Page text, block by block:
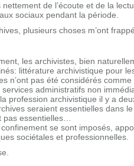
de l’écoute et de la
sociaux pendant la période.
plusieurs choses m’ont
les archivistes, bien
littérature archivistique pour
n’ont pas été considérés
administratifs non
profession archivistique il y a
seraient essentielles dans
essentielles…
se sont imposés,
sociétales et professionnelles.